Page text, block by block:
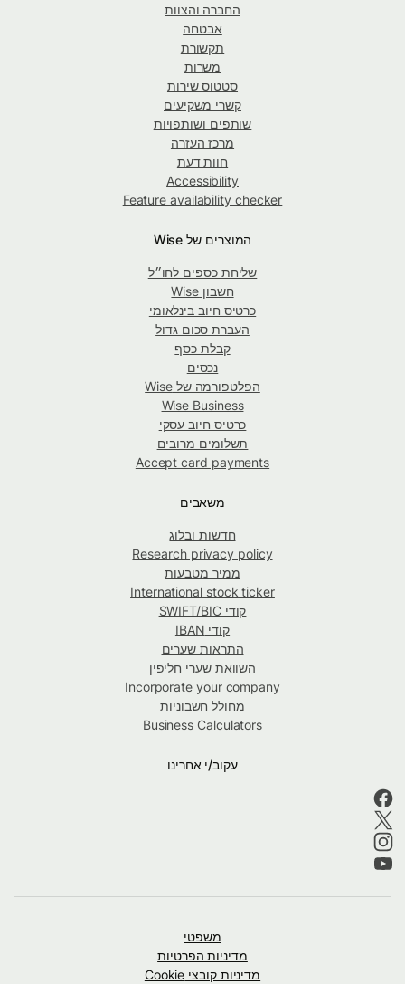
החברה והצוות
אבטחה
תקשורת
משרות
סטטוס שירות
קשרי משקיעים
שותפים ושותפויות
מרכז העזרה
חוות דעת
Accessibility
Feature availability checker
המוצרים של Wise
שליחת כספים לחו״ל
חשבון Wise
כרטיס חיוב בינלאומי
העברת סכום גדול
קבלת כסף
נכסים
הפלטפורמה של Wise
Wise Business
כרטיס חיוב עסקי
תשלומים מרובים
Accept card payments
משאבים
חדשות ובלוג
Research privacy policy
ממיר מטבעות
International stock ticker
קודי SWIFT/BIC
קודי IBAN
התראות שערים
השוואת שערי חליפין
Incorporate your company
מחולל חשבוניות
Business Calculators
עקוב/י אחרינו
משפטי
מדיניות הפרטיות
מדיניות קובצי Cookie